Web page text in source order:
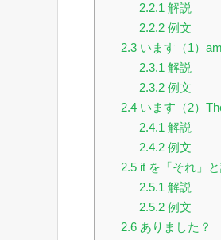
2.2.1 解説
2.2.2例文
2.3います（1）
2.3.1 解説
2.3.2例文
2.4います（2）
2.4.1 解説
2.4.2例文
2.5it を「それ」
2.5.1 解説
2.5.2例文
2.6ありました？